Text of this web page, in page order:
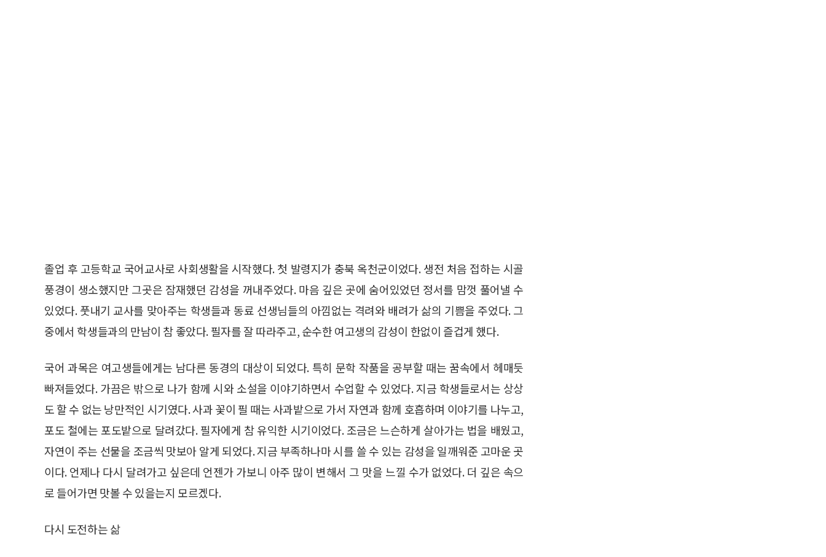
졸업 후 고등학교 국어교사로 사회생활을 시작했다. 첫 발령지가 충북 옥천군이었다. 생전 처음 접하는 시골
풍경이 생소했지만 그곳은 잠재했던 감성을 꺼내주었다. 마음 깊은 곳에 숨어있었던 정서를 맘껏 풀어낼 수
있었다. 풋내기 교사를 맞아주는 학생들과 동료 선생님들의 아낌없는 격려와 배려가 삶의 기쁨을 주었다. 그
중에서 학생들과의 만남이 참 좋았다. 필자를 잘 따라주고, 순수한 여고생의 감성이 한없이 즐겁게 했다.
국어 과목은 여고생들에게는 남다른 동경의 대상이 되었다. 특히 문학 작품을 공부할 때는 꿈속에서 헤매듯
빠져들었다. 가끔은 밖으로 나가 함께 시와 소설을 이야기하면서 수업할 수 있었다. 지금 학생들로서는 상상
도 할 수 없는 낭만적인 시기였다. 사과 꽃이 필 때는 사과밭으로 가서 자연과 함께 호흡하며 이야기를 나누고,
포도 철에는 포도밭으로 달려갔다. 필자에게 참 유익한 시기이었다. 조금은 느슨하게 살아가는 법을 배웠고,
자연이 주는 선물을 조금씩 맛보아 알게 되었다. 지금 부족하나마 시를 쓸 수 있는 감성을 일깨워준 고마운 곳
이다. 언제나 다시 달려가고 싶은데 언젠가 가보니 아주 많이 변해서 그 맛을 느낄 수가 없었다. 더 깊은 속으
로 들어가면 맛볼 수 있을는지 모르겠다.
다시 도전하는 삶